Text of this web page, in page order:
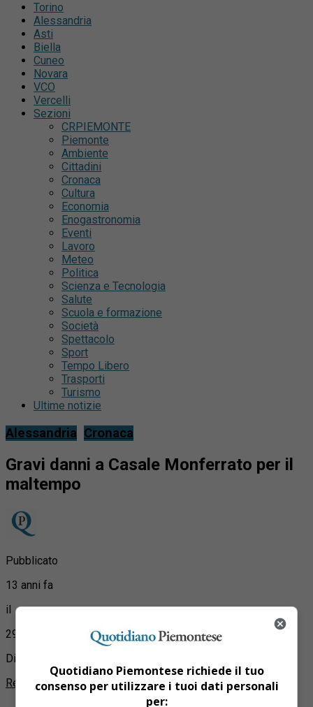
Torino
Alessandria
Asti
Biella
Cuneo
Novara
VCO
Vercelli
Sezioni
CRPIEMONTE
Piemonte
Ambiente
Cittadini
Cronaca
Cultura
Economia
Enogastronomia
Eventi
Lavoro
Meteo
Politica
Scienza e Tecnologia
Salute
Scuola e formazione
Società
Spettacolo
Sport
Tempo Libero
Trasporti
Turismo
Ultime notizie
Alessandria Cronaca
Gravi danni a Casale Monferrato per il
maltempo
Pubblicato
13 anni fa
il
29 Luglio 2013
Di
Redazione Quotidiano Piemontese
Quotidiano Piemontese richiede il tuo
consenso per utilizzare i tuoi dati personali
per: